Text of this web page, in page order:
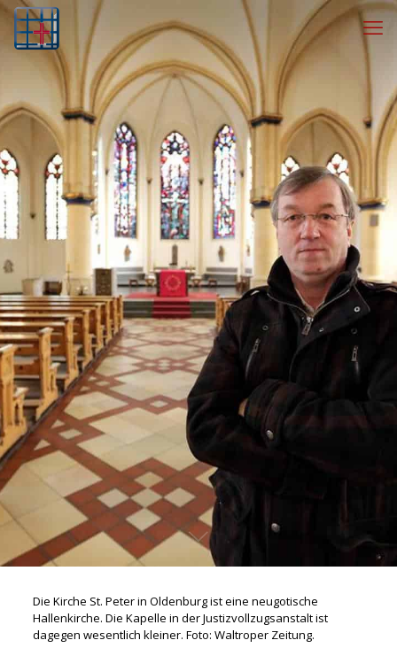
Die Kirche St. Peter in Oldenburg ist eine neugotische
Hallenkirche. Die Kapelle in der Justizvollzugsanstalt ist
dagegen wesentlich kleiner. Foto: Waltroper Zeitung.